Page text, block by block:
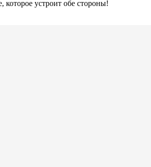
устроит обе стороны!